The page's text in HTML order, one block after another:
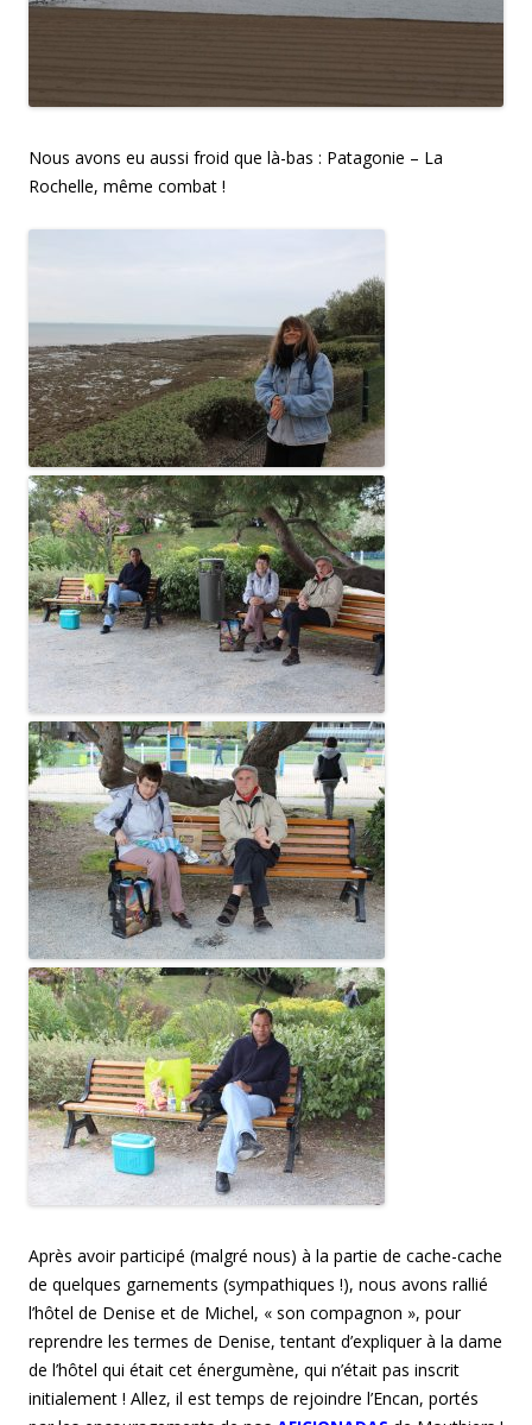
Nous avons eu aussi froid que là-bas : Patagonie – La
Rochelle, même combat !
Après avoir participé (malgré nous) à la partie de cache-cache
de quelques garnements (sympathiques !), nous avons rallié
l’hôtel de Denise et de Michel, « son compagnon », pour
reprendre les termes de Denise, tentant d’expliquer à la dame
de l’hôtel qui était cet énergumène, qui n’était pas inscrit
initialement ! Allez, il est temps de rejoindre l’Encan, portés